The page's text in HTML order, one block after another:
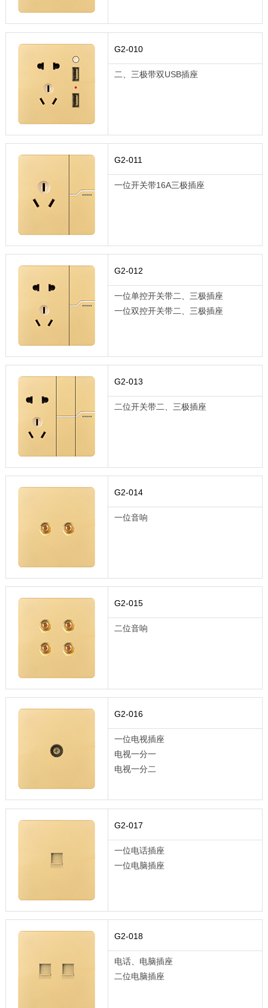
G2-010
二、三极带双USB插座
G2-011
一位开关带16A三极插座
G2-012
一位单控开关带二、三极插座
一位双控开关带二、三极插座
G2-013
二位开关带二、三极插座
G2-014
一位音响
G2-015
二位音响
G2-016
一位电视插座
电视一分一
电视一分二
G2-017
一位电话插座
一位电脑插座
G2-018
电话、电脑插座
二位电脑插座